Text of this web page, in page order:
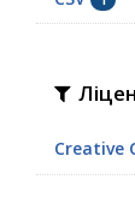
Creative